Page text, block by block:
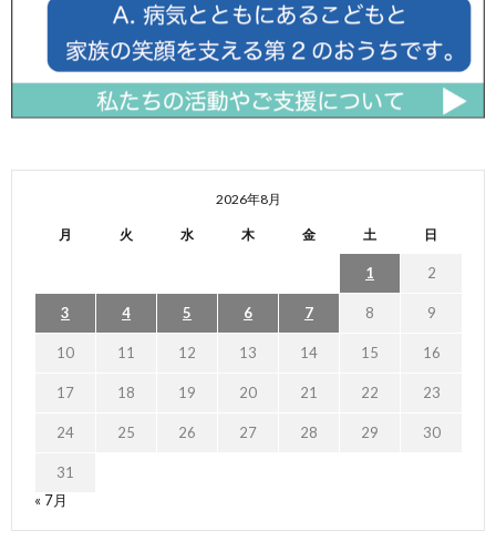
2026年8月
月 火 水 木 金 土 日
1 2
3 4 5 6 7 8 9
10 11 12 13 14 15 16
17 18 19 20 21 22 23
24 25 26 27 28 29 30
31
« 7月